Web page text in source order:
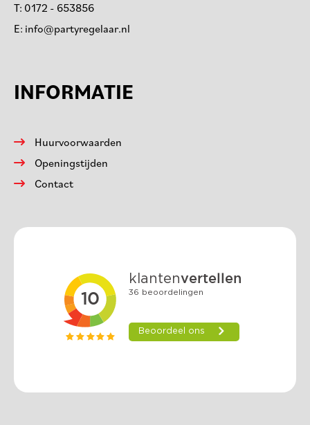
T: 0172 - 653856
E: info@partyregelaar.nl
INFORMATIE
Huurvoorwaarden
Openingstijden
Contact